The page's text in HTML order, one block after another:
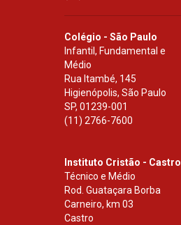
Colégio - São Paulo
Infantil, Fundamental e
Médio
Rua Itambé, 145
Higienópolis, São Paulo
SP, 01239-001
(11) 2766-7600
Instituto Cristão - Castro
Técnico e Médio
Rod. Guataçara Borba
Carneiro, km 03
Castro